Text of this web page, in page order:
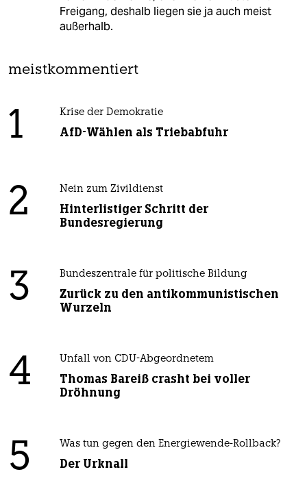
Freigang, deshalb liegen sie ja auch meist
außerhalb.
meistkommentiert
1 Krise der Demokratie
AfD-Wählen als Triebabfuhr
2 Nein zum Zivildienst
Hinterlistiger Schritt der
Bundesregierung
3 Bundeszentrale für politische Bildung
Zurück zu den antikommunistischen
Wurzeln
4 Unfall von CDU-Abgeordnetem
Thomas Bareiß crasht bei voller
Dröhnung
5 Was tun gegen den Energiewende-Rollback?
Der Urknall